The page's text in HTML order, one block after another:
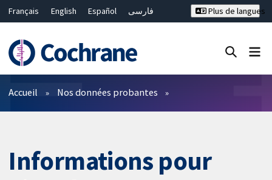
Français English Español
فارسی
Bahasa Malaysia
ไทย
繁體中文
简体中文
Plus de langues
Filtres
Accueil Nos données probantes
Informations pour